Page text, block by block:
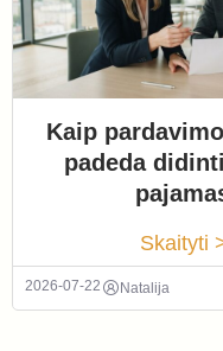
Kaip
padeda
Skaityti
2026-07-22 Natalija